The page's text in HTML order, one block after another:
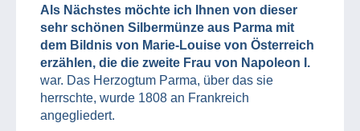
Als Nächstes möchte ich Ihnen von dieser
sehr schönen Silbermünze aus Parma mit
dem Bildnis von Marie-Louise von Österreich
erzählen, die die zweite Frau von Napoleon I.
war. Das Herzogtum Parma, über das sie
herrschte, wurde 1808 an Frankreich
angegliedert.